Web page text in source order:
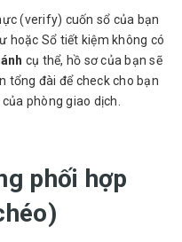
(verify) cuốn sổ của bạn
hoặc Sổ tiết kiệm không có
cụ thể, hồ sơ của bạn sẽ
tổng đài để check cho bạn
phòng giao dịch.
phối hợp